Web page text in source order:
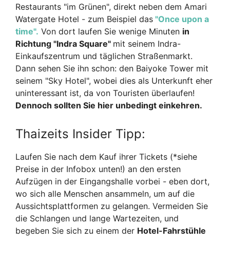
Restaurants "im Grünen", direkt neben dem Amari
Watergate Hotel - zum Beispiel das "Once upon a
time". Von dort laufen Sie wenige Minuten in
Richtung "Indra Square" mit seinem Indra-
Einkaufszentrum und täglichen Straßenmarkt.
Dann sehen Sie ihn schon: den Baiyoke Tower mit
seinem "Sky Hotel", wobei dies als Unterkunft eher
uninteressant ist, da von Touristen überlaufen!
Dennoch sollten Sie hier unbedingt einkehren.
Thaizeits Insider Tipp:
Laufen Sie nach dem Kauf ihrer Tickets (*siehe
Preise in der Infobox unten!) an den ersten
Aufzügen in der Eingangshalle vorbei - eben dort,
wo sich alle Menschen ansammeln, um auf die
Aussichtsplattformen zu gelangen. Vermeiden Sie
die Schlangen und lange Wartezeiten, und
begeben Sie sich zu einem der Hotel-Fahrstühle